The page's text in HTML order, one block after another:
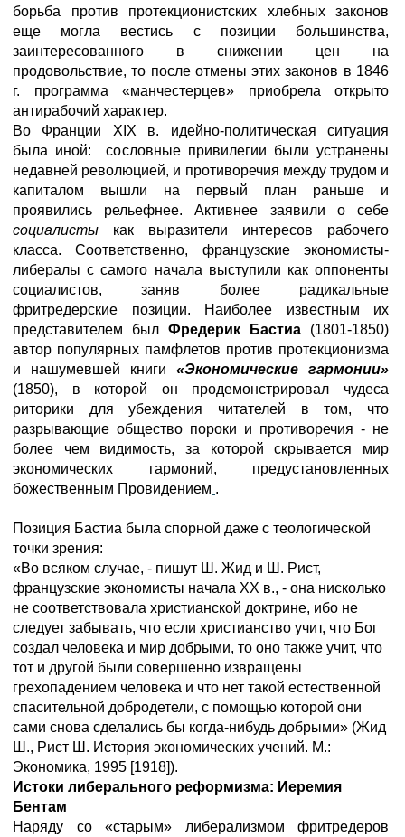
борьба против протекционистских хлебных законов
еще могла вестись с позиции большинства,
заинтересованного в снижении цен на
продовольствие, то после отмены этих законов в 1846
г. программа «манчестерцев» приобрела открыто
антирабочий характер.
Во Франции XIX в. идейно-политическая ситуация
была иной: сословные привилегии были устранены
недавней революцией, и противоречия между трудом и
капиталом вышли на первый план раньше и
проявились рельефнее. Активнее заявили о себе
социалисты как выразители интересов рабочего
класса. Соответственно, французские экономисты-
либералы с самого начала выступили как оппоненты
социалистов, заняв более радикальные
фритредерские позиции. Наиболее известным их
представителем был Фредерик Бастиа (1801-1850)
автор популярных памфлетов против протекционизма
и нашумевшей книги
«Экономические гармонии»
(1850), в которой он продемонстрировал чудеса
риторики для убеждения читателей в том, что
разрывающие общество пороки и противоречия - не
более чем видимость, за которой скрывается мир
экономических гармоний, предустановленных
божественным Провидением .
Позиция Бастиа была спорной даже с теологической
точки зрения:
«Во всяком случае, - пишут Ш. Жид и Ш. Рист,
французские экономисты начала XX в., - она нисколько
не соответствовала христианской доктрине, ибо не
следует забывать, что если христианство учит, что Бог
создал человека и мир добрыми, то оно также учит, что
тот и другой были совершенно извращены
грехопадением человека и что нет такой естественной
спасительной добродетели, с помощью которой они
сами снова сделались бы когда-нибудь добрыми» (Жид
Ш., Рист Ш. История экономических учений. М.:
Экономика, 1995 [1918]).
Истоки либерального реформизма: Иеремия
Бентам
Наряду со «старым» либерализмом фритредеров